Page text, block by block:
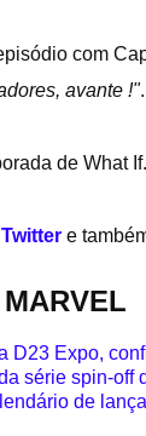
com
avante !".
de What
Twitter e
D23 Expo,
série spin-off
de